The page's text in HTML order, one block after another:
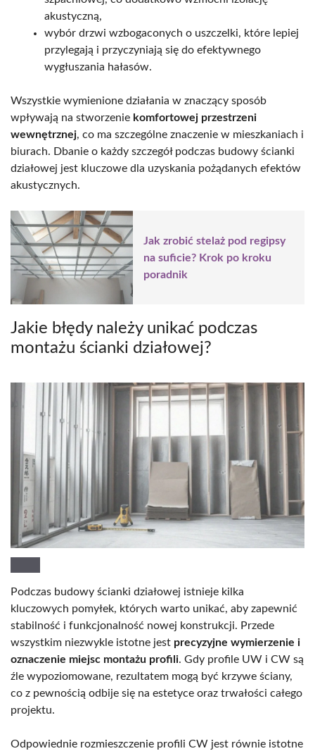
akustyczną,
wybór drzwi wzbogaconych o uszczelki, które lepiej
przylegają i przyczyniają się do efektywnego
wygłuszania hałasów.
Wszystkie wymienione działania w znaczący sposób
wpływają na stworzenie komfortowej przestrzeni
wewnętrznej, co ma szczególne znaczenie w mieszkaniach i
biurach. Dbanie o każdy szczegół podczas budowy ścianki
działowej jest kluczowe dla uzyskania pożądanych efektów
akustycznych.
Jak zrobić stelaż pod regipsy
na suficie? Krok po kroku
poradnik
Jakie błędy należy unikać podczas
montażu ścianki działowej?
Podczas budowy ścianki działowej istnieje kilka
kluczowych pomyłek, których warto unikać, aby zapewnić
stabilność i funkcjonalność nowej konstrukcji. Przede
wszystkim niezwykle istotne jest precyzyjne wymierzenie i
oznaczenie miejsc montażu profili. Gdy profile UW i CW są
źle wypoziomowane, rezultatem mogą być krzywe ściany,
co z pewnością odbije się na estetyce oraz trwałości całego
projektu.
Odpowiednie rozmieszczenie profili CW jest równie istotne